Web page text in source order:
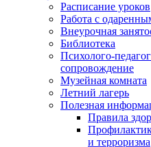
Расписание уроков
Работа с
Внеурочная
Библиотека
Психолого-
сопровождение
Музейная комната
Летний лагерь
Полезная
Правила
и терроризма